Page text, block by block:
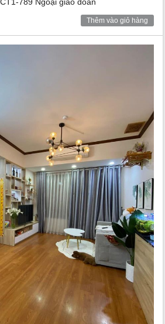
Thêm vào giỏ hàng